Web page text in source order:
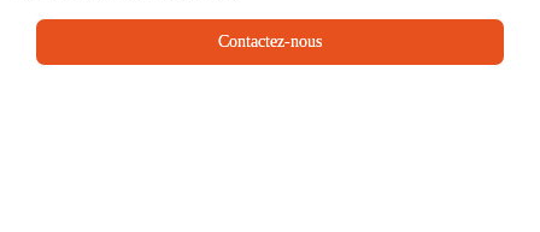
Contactez-nous